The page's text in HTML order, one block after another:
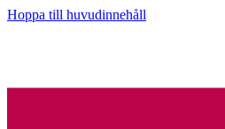
Hoppa till huvudinnehåll